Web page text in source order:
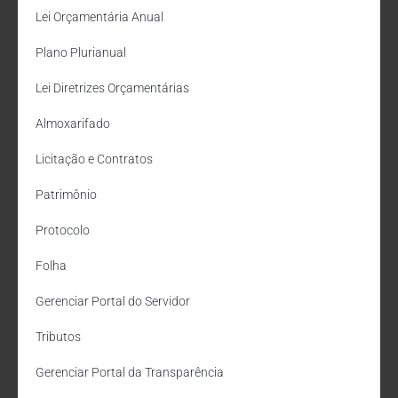
Lei Orçamentária Anual
Plano Plurianual
Lei Diretrizes Orçamentárias
Almoxarifado
Licitação e Contratos
Patrimônio
Protocolo
Folha
Gerenciar Portal do Servidor
Tributos
Gerenciar Portal da Transparência